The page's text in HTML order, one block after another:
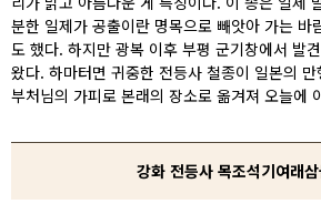
분한 일제가 공출이란 명목으로 빼앗아 가는 바
도 했다. 하지만 광복 이후 부평 군기창에서 발
왔다. 하마터면 귀중한 전등사 철종이 일본의
부처님의 가피로 본래의 장소로 옮겨져 오늘에
강화 전등사 목조석기여래